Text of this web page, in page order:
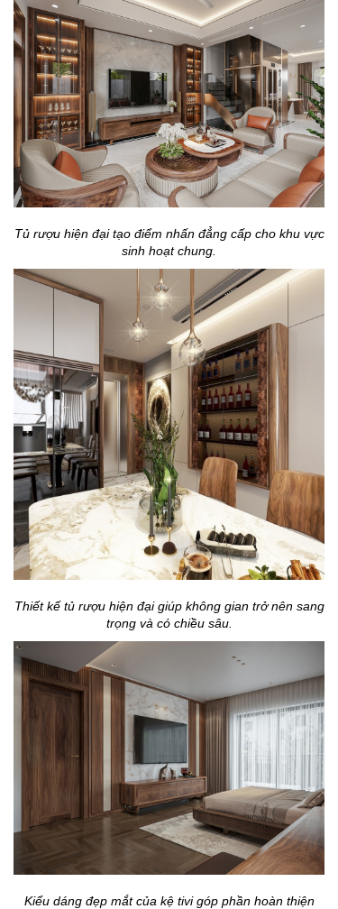
Tủ rượu hiện đại tạo điểm nhấn đẳng cấp cho khu vực
sinh hoạt chung.
Thiết kế tủ rượu hiện đại giúp không gian trở nên sang
trọng và có chiều sâu.
Kiểu dáng đẹp mắt của kệ tivi góp phần hoàn thiện